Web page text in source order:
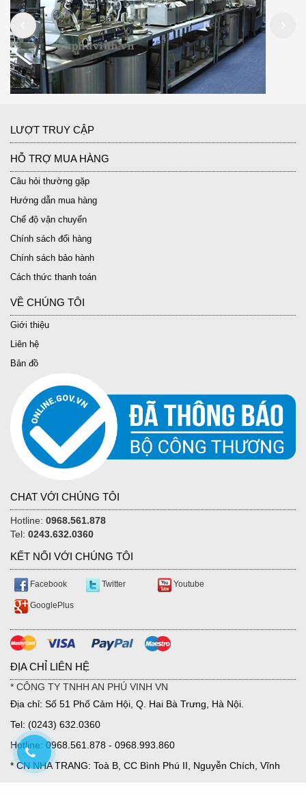
LƯỢT TRUY CẬP
HỖ TRỢ MUA HÀNG
Câu hỏi thường gặp
Hướng dẫn mua hàng
Chế độ vận chuyển
Chính sách đổi hàng
Chính sách bảo hành
Cách thức thanh toán
VỀ CHÚNG TÔI
Giới thiệu
Liên hệ
Bản đồ
CHAT VỚI CHÚNG TÔI
Hotline: 0968.561.878
Tel: 0243.632.0360
KẾT NỐI VỚI CHÚNG TÔI
Facebook Twitter Youtube
GooglePlus
ĐỊA CHỈ LIÊN HỆ
* CÔNG TY TNHH AN PHÚ VINH VN
Địa chỉ: Số 51 Phố Cảm Hội, Q. Hai Bà Trưng, Hà Nội.
Tel: (0243) 632.0360
Hotline: 0968.561.878 - 0968.993.860
* CN NHA TRANG: Toà B, CC Bình Phú II, Nguyễn Chích, Vĩnh